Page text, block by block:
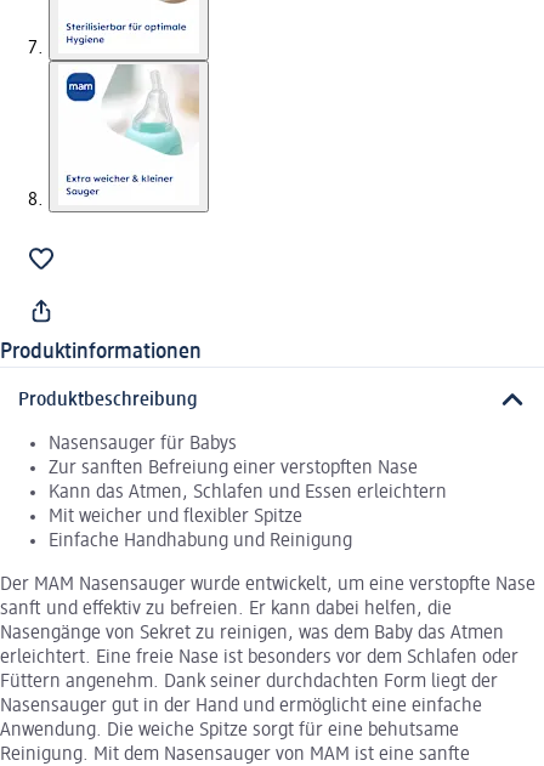
Produktinformationen
Produktbeschreibung
Nasensauger für Babys
Zur sanften Befreiung einer verstopften Nase
Kann das Atmen, Schlafen und Essen erleichtern
Mit weicher und flexibler Spitze
Einfache Handhabung und Reinigung
Der MAM Nasensauger wurde entwickelt, um eine verstopfte Nase
sanft und effektiv zu befreien. Er kann dabei helfen, die
Nasengänge von Sekret zu reinigen, was dem Baby das Atmen
erleichtert. Eine freie Nase ist besonders vor dem Schlafen oder
Füttern angenehm. Dank seiner durchdachten Form liegt der
Nasensauger gut in der Hand und ermöglicht eine einfache
Anwendung. Die weiche Spitze sorgt für eine behutsame
Reinigung. Mit dem Nasensauger von MAM ist eine sanfte